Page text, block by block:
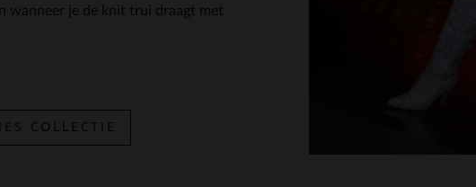
wanneer je de knit trui draagt met
COLLECTIE